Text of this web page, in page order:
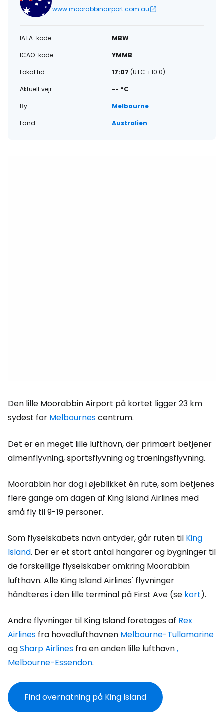
www.moorabbinairport.com.au
IATA-kode
MBW
ICAO-kode
YMMB
Lokal tid
17:07 (UTC +10.0)
Aktuelt vejr
-- °C
By
Melbourne
Land
Australien
Den lille Moorabbin Airport på kortet ligger 23 km
sydøst for Melbournescentrum.
Det er en meget lille lufthavn, der primært betjener
almenflyvning, sportsflyvning og træningsflyvning.
Moorabbin har dog i øjeblikket én rute, som betjenes
flere gange om dagen af King Island Airlines med
små fly til 9-19 personer.
Som flyselskabets navn antyder, går ruten til King
Island. Der er et stort antal hangarer og bygninger til
de forskellige flyselskaber omkring Moorabbin
lufthavn. Alle King Island Airlines' flyvninger
håndteres i den lille terminal på First Ave (se kort).
Andre flyvninger til King Island foretages af Rex
Airlines fra hovedlufthavnen Melbourne-Tullamarine
ogSharp Airlines fra en anden lille lufthavn,
Melbourne-Essendon.
Find overnatning på King Island